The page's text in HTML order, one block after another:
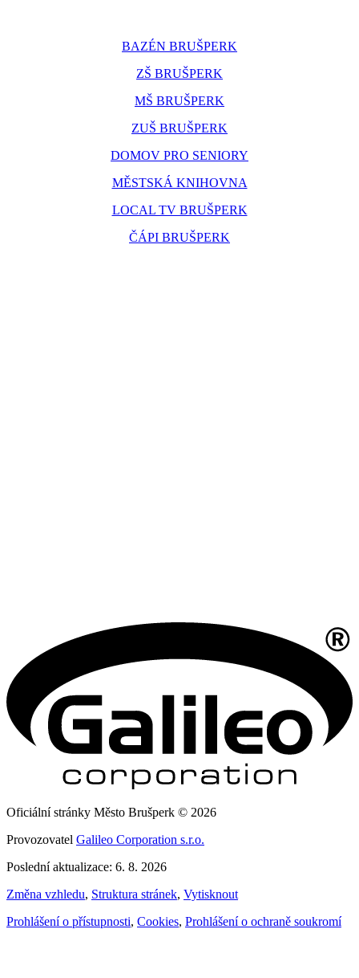
BAZÉN BRUŠPERK
ZŠ BRUŠPERK
MŠ BRUŠPERK
ZUŠ BRUŠPERK
DOMOV PRO SENIORY
MĚSTSKÁ KNIHOVNA
LOCAL TV BRUŠPERK
ČÁPI BRUŠPERK
Oficiální stránky Město Brušperk © 2026
Provozovatel Galileo Corporation s.r.o.
Poslední aktualizace: 6. 8. 2026
Změna vzhledu, Struktura stránek, Vytisknout
Prohlášení o přístupnosti, Cookies, Prohlášení o ochraně soukromí